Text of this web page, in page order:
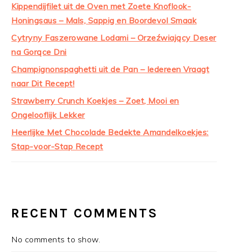
Kippendijfilet uit de Oven met Zoete Knoflook-
Honingsaus – Mals, Sappig en Boordevol Smaak
Cytryny Faszerowane Lodami – Orzeźwiający Deser
na Gorące Dni
Champignonspaghetti uit de Pan – Iedereen Vraagt
naar Dit Recept!
Strawberry Crunch Koekjes – Zoet, Mooi en
Ongelooflijk Lekker
Heerlijke Met Chocolade Bedekte Amandelkoekjes:
Stap-voor-Stap Recept
RECENT COMMENTS
No comments to show.